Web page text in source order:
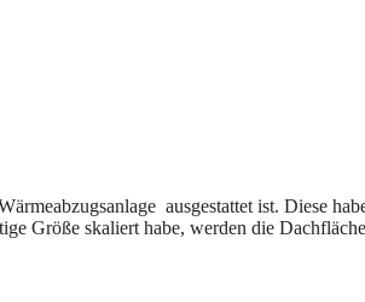
ausgestattet ist. Diese
Größe skaliert habe, werden die